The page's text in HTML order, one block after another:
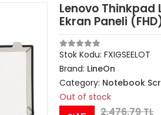
Lenovo Thinkpad
Ekran Paneli
Stok Kodu: FXIGSEELOT
Brand: LineOn
Category: Notebook
Out of stock
2.476,79 TL